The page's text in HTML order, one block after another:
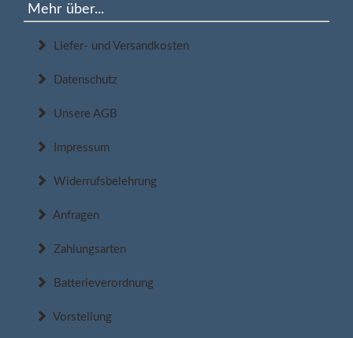
Mehr über...
Liefer- und Versandkosten
Datenschutz
Unsere AGB
Impressum
Widerrufsbelehrung
Anfragen
Zahlungsarten
Batterieverordnung
Vorstellung